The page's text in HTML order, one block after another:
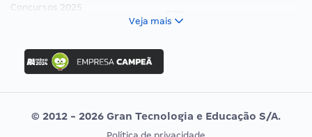
Concursos 2025
Concurso Ibama
Concurso MPU
Editais publicados
Vunesp
Veja mais
© 2012 - 2026 Gran Tecnologia e Educação S/A.